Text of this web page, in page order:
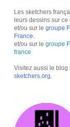
Les sketchers
leurs dessins sur ce
et/ou sur le groupe
France
et/ou sur le groupe
france
Visitez aussi le blog
sketchers.org